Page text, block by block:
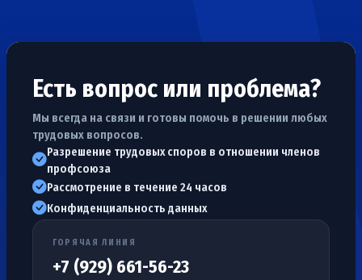
Есть вопрос или проблема?
Мы всегда на связи и готовы помочь в решении любых
трудовых вопросов.
Разрешение трудовых споров в отношении членов
профсоюза
Рассмотрение в течение 24 часов
Конфиденциальность данных
ГОРЯЧАЯ ЛИНИЯ
+7 (929) 661-56-23